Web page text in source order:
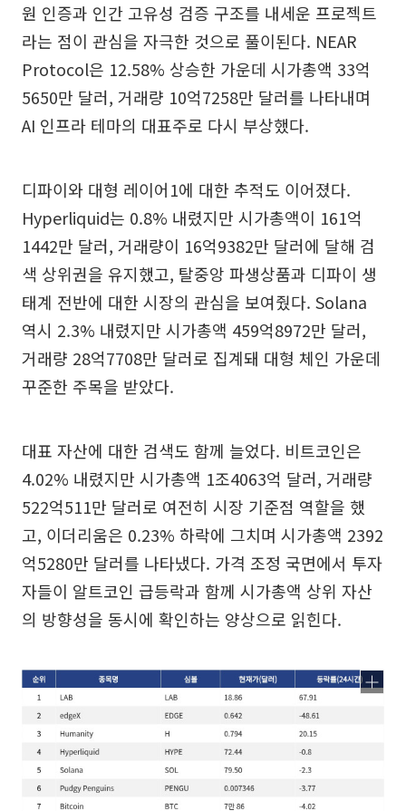
원 인증과 인간 고유성 검증 구조를 내세운 프로젝트
라는 점이 관심을 자극한 것으로 풀이된다. NEAR
Protocol은 12.58% 상승한 가운데 시가총액 33억
5650만 달러, 거래량 10억7258만 달러를 나타내며
AI 인프라 테마의 대표주로 다시 부상했다.
디파이와 대형 레이어1에 대한 추적도 이어졌다.
Hyperliquid는 0.8% 내렸지만 시가총액이 161억
1442만 달러, 거래량이 16억9382만 달러에 달해 검
색 상위권을 유지했고, 탈중앙 파생상품과 디파이 생
태계 전반에 대한 시장의 관심을 보여줬다. Solana
역시 2.3% 내렸지만 시가총액 459억8972만 달러,
거래량 28억7708만 달러로 집계돼 대형 체인 가운데
꾸준한 주목을 받았다.
대표 자산에 대한 검색도 함께 늘었다. 비트코인은
4.02% 내렸지만 시가총액 1조4063억 달러, 거래량
522억511만 달러로 여전히 시장 기준점 역할을 했
고, 이더리움은 0.23% 하락에 그치며 시가총액 2392
억5280만 달러를 나타냈다. 가격 조정 국면에서 투자
자들이 알트코인 급등락과 함께 시가총액 상위 자산
의 방향성을 동시에 확인하는 양상으로 읽힌다.